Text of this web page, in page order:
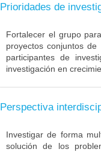
Prioridades de
Fortalecer el grupo
proyectos conjuntos
participantes de
investigación en
Perspectiva
Investigar de forma
solución de los